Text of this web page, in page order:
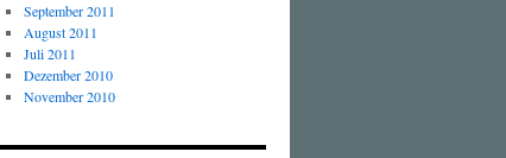
September 2011
August 2011
Juli 2011
Dezember 2010
November 2010